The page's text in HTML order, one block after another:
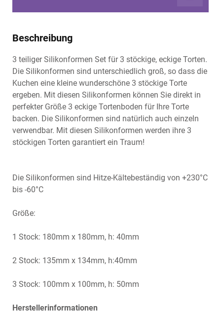
Beschreibung
3 teiliger Silikonformen Set für 3 stöckige, eckige Torten.
Die Silikonformen sind unterschiedlich groß, so dass die
Kuchen eine kleine wunderschöne 3 stöckige Torte
ergeben. Mit diesen Silikonformen können Sie direkt in
perfekter Größe 3 eckige Tortenboden für Ihre Torte
backen. Die Silikonformen sind natürlich auch einzeln
verwendbar. Mit diesen Silikonformen werden ihre 3
stöckigen Torten garantiert ein Traum!
Die Silikonformen sind Hitze-Kältebeständig von +230°C
bis -60°C
Größe:
1 Stock: 180mm x 180mm, h: 40mm
2 Stock: 135mm x 134mm, h:40mm
3 Stock: 100mm x 100mm, h: 50mm
Herstellerinformationen